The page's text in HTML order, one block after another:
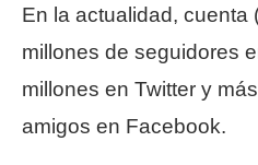
En la actualidad, cuenta
millones de seguidores
millones en Twitter y
amigos en Facebook.